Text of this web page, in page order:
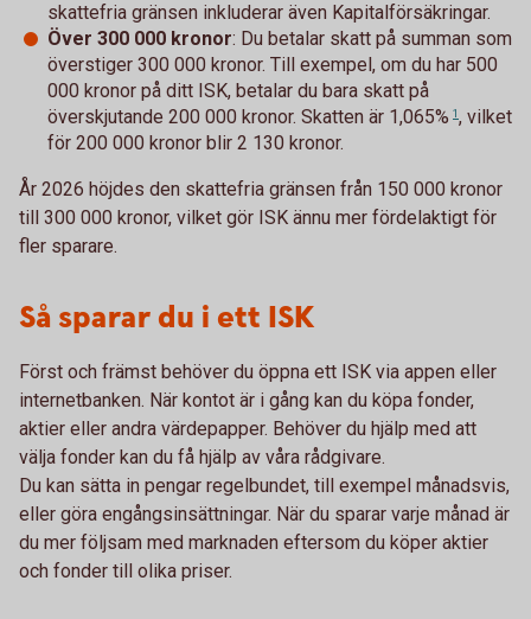
skattefria gränsen inkluderar även Kapitalförsäkringar.
Över 300 000 kronor: Du betalar skatt på summan som
överstiger 300 000 kronor. Till exempel, om du har 500
000 kronor på ditt ISK, betalar du bara skatt på
överskjutande 200 000 kronor. Skatten är 1,065% 1, vilket
för 200 000 kronor blir 2 130 kronor.
År 2026 höjdes den skattefria gränsen från 150 000 kronor
till 300 000 kronor, vilket gör ISK ännu mer fördelaktigt för
fler sparare.
Så sparar du i ett ISK
Först och främst behöver du öppna ett ISK via appen eller
internetbanken. När kontot är i gång kan du köpa fonder,
aktier eller andra värdepapper. Behöver du hjälp med att
välja fonder kan du få hjälp av våra rådgivare.
Du kan sätta in pengar regelbundet, till exempel månadsvis,
eller göra engångsinsättningar. När du sparar varje månad är
du mer följsam med marknaden eftersom du köper aktier
och fonder till olika priser.